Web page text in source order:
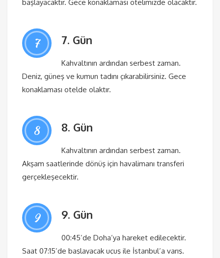
başlayacaktır. Gece konaklaması otelimizde olacaktır.
7 7. Gün
Kahvaltının ardından serbest zaman.
Deniz, güneş ve kumun tadını çıkarabilirsiniz. Gece
konaklaması otelde olaktır.
8 8. Gün
Kahvaltının ardından serbest zaman.
Akşam saatlerinde dönüş için havalimanı transferi
gerçekleşecektir.
9 9. Gün
00:45’de Doha’ya hareket edilecektir.
Saat 07:15’de başlayacak uçuş ile İstanbul’a varış.